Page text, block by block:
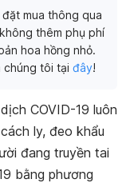
mua thông qua
thêm phụ phí
hoa hồng nhỏ.
chúng tôi tại đây!
COVID-19 luôn
ly, đeo khẩu
đang truyền tai
bằng phương